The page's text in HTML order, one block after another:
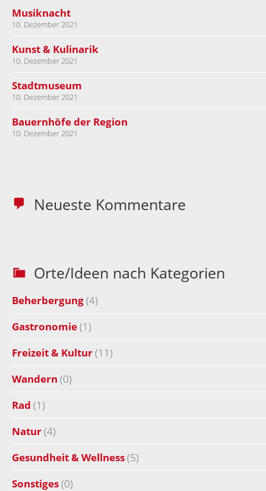
Musiknacht
10. Dezember 2021
Kunst & Kulinarik
10. Dezember 2021
Stadtmuseum
10. Dezember 2021
Bauernhöfe der Region
10. Dezember 2021
Neueste Kommentare
Orte/Ideen nach Kategorien
Beherbergung(4)
Gastronomie(1)
Freizeit & Kultur(11)
Wandern (0)
Rad (1)
Natur(4)
Gesundheit & Wellness(5)
Sonstiges(0)